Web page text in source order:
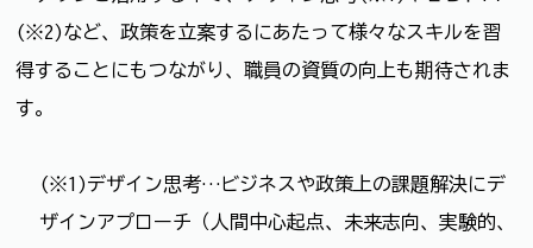
(※2)など、政策を立案するにあたって様々なスキルを習
得することにもつながり、職員の資質の向上も期待されま
す。
(※1)デザイン思考…ビジネスや政策上の課題解決にデ
ザインアプローチ（人間中心起点、未来志向、実験的、